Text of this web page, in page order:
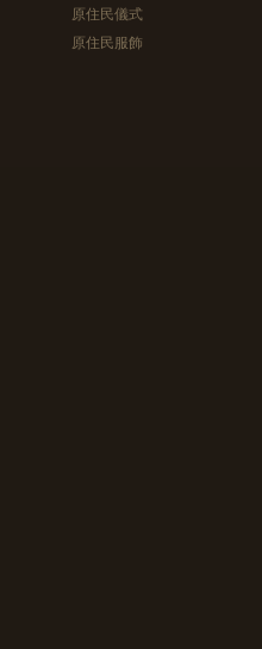
原住民儀式
原住民服飾